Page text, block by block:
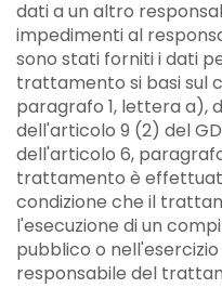
dati a un altro
impedimenti al
sono stati forniti i dati
trattamento si basi sul
paragrafo 1, lettera a),
dell'articolo 9 (2) del
dell'articolo 6,
trattamento è
condizione che il
l'esecuzione di un
pubblico o
responsabile del